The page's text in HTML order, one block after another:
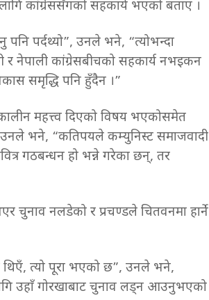
कांग्रेससँगको सहकार्य भएको बताए ।
पर्दथ्यो”, उनले भने, “त्योभन्दा
र नेपाली कांग्रेसबीचको सहकार्य नभइकन
समृद्धि पनि हुँदैन ।”
महत्त्व दिएको विषय भएकोसमेत
उनले भने, “कतिपयले कम्युनिस्ट समाजवादी
गठबन्धन हो भन्ने गरेका छन्, तर
चुनाव नलडेको र प्रचण्डले चितवनमा हार्ने
थिएँ, त्यो पूरा भएको छ”, उनले भने,
उहाँ गोरखाबाट चुनाव लड्न आउनुभएको